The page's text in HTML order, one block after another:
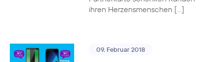
ihren Herzensmenschen […]
09. Februar 2018